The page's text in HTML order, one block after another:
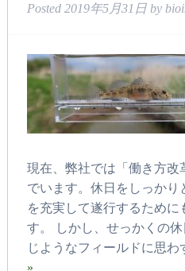
Posted 2019年5月31日 by
現在、弊社では「働き方改
でいます。休日をしっかり
を充実して遂行するため
す。 しかし、せっかくの
じようなフィールドに思
»